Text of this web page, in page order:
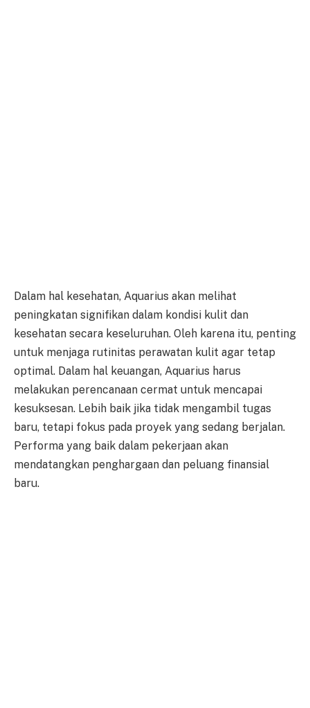
Dalam hal kesehatan, Aquarius akan melihat
peningkatan signifikan dalam kondisi kulit dan
kesehatan secara keseluruhan. Oleh karena itu, penting
untuk menjaga rutinitas perawatan kulit agar tetap
optimal. Dalam hal keuangan, Aquarius harus
melakukan perencanaan cermat untuk mencapai
kesuksesan. Lebih baik jika tidak mengambil tugas
baru, tetapi fokus pada proyek yang sedang berjalan.
Performa yang baik dalam pekerjaan akan
mendatangkan penghargaan dan peluang finansial
baru.